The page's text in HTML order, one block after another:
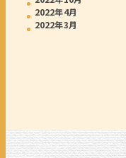
2022年4月
2022年3月